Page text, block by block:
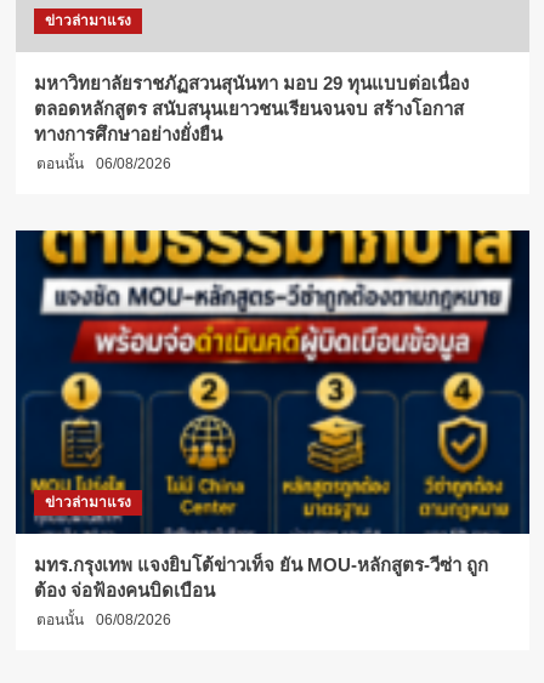
ข่าวล่ามาแรง
มหาวิทยาลัยราชภัฏสวนสุนันทา มอบ 29 ทุนแบบต่อเนื่อง
ตลอดหลักสูตร สนับสนุนเยาวชนเรียนจนจบ สร้างโอกาส
ทางการศึกษาอย่างยั่งยืน
ตอนนั้น 06/08/2026
ข่าวล่ามาแรง
มทร.กรุงเทพ แจงยิบโต้ข่าวเท็จ ยัน MOU-หลักสูตร-วีซ่า ถูก
ต้อง จ่อฟ้องคนบิดเบือน
ตอนนั้น 06/08/2026